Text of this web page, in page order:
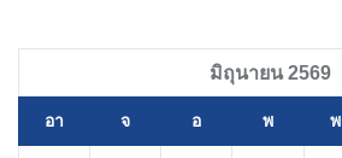
มิถุนายน 2569
อา จ อ พ